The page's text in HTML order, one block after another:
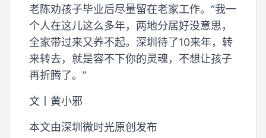
老陈劝孩子毕业后尽量留在老家工作。“我一
个人在这儿这么多年，两地分居好没意思，
全家带过来又养不起。深圳待了10来年，转
来转去，就是容不下你的灵魂，不想让孩子
再折腾了。”
文丨黄小邪
本文由深圳微时光原创发布